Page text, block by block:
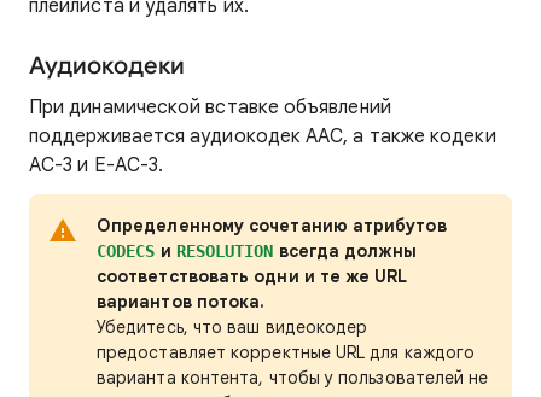
плейлиста и удалять их.
Аудиокодеки
При динамической вставке объявлений
поддерживается аудиокодек AAC, а также кодеки
AC-3 и E-AC-3.
Определенному сочетанию атрибутов
CODECS и RESOLUTION всегда должны
соответствовать одни и те же URL
вариантов потока.
Убедитесь, что ваш видеокодер
предоставляет корректные URL для каждого
варианта контента, чтобы у пользователей не